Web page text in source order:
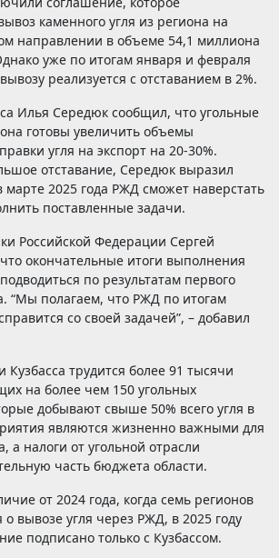
каменного угля из региона на
направлении в объеме 54,1 миллиона
уже по итогам января и февраля
реализуется с отставанием в 2%.
Илья Середюк сообщил, что угольные
готовы увеличить объемы
угля на экспорт на 20-30%.
отставание, Середюк выразил
марте 2025 года РЖД сможет наверстать
поставленные задачи.
Российской Федерации Сергей
окончательные итоги выполнения
по результатам первого
“Мы полагаем, что РЖД по итогам
со своей задачей”, – добавил
Кузбасса трудится более 91 тысячи
на более чем 150 угольных
добывают свыше 50% всего угля в
являются жизненно важными для
а налоги от угольной отрасли
часть бюджета области.
от 2024 года, когда семь регионов
вывозе угля через РЖД, в 2025 году
подписано только с Кузбассом.